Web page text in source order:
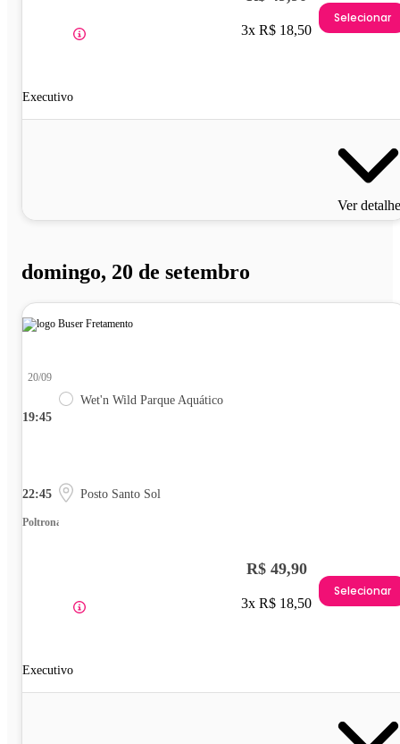
Executivo
3x R$ 18,50
Selecionar
Ver
domingo, 20 de setembro
19:45
20/09
Wet'n Wild Parque Aquático
22:45 Posto Santo Sol
Poltrona
Executivo
R$ 49,90
3x R$ 18,50
Selecionar